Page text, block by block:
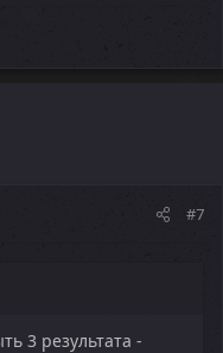
#7
3 результата -